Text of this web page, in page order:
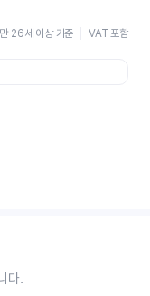
만 26세 이상 기준 VAT 포함
다.